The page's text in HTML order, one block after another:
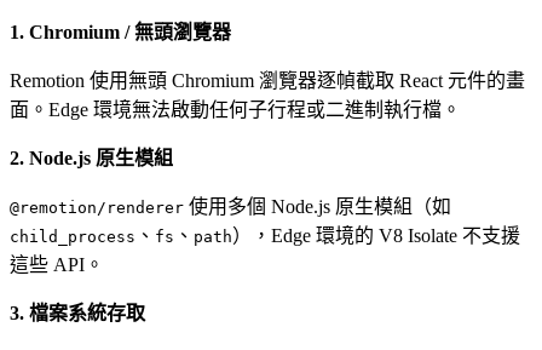
1. Chromium / 無頭瀏覽器
Remotion 使用無頭 Chromium 瀏覽器逐幀截取 React 元件的畫
面。Edge 環境無法啟動任何子行程或二進制執行檔。
2. Node.js 原生模組
@remotion/renderer 使用多個 Node.js 原生模組（如
child_process 、 fs 、 path），Edge 環境的 V8 Isolate 不支援
這些 API。
3. 檔案系統存取